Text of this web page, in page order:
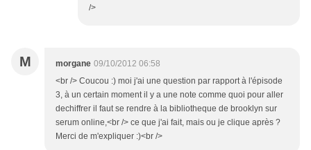
/>
M morgane 09/10/2012 06:58
<br /> Coucou :) moi j'ai une question par rapport à l'épisode
3, à un certain moment il y a une note comme quoi pour aller
dechiffrer il faut se rendre à la bibliotheque de brooklyn sur
serum online,<br /> ce que j'ai fait, mais ou je clique après ?
Merci de m'expliquer :)<br />